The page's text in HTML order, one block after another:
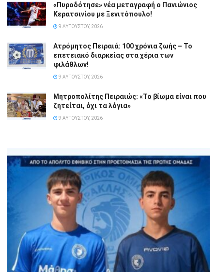
«Πυροδότησε» νέα μεταγραφή ο Πανιώνιος
Κερατσινίου με Ξενιτόπουλο!
9 ΑΥΓΟΎΣΤΟΥ, 2026
Ατρόμητος Πειραιά: 100 χρόνια ζωής – Το
επετειακό διαρκείας στα χέρια των
φιλάθλων!
9 ΑΥΓΟΎΣΤΟΥ, 2026
Μητροπολίτης Πειραιώς: «Το βίωμα είναι που
ζητείται, όχι τα λόγια»
9 ΑΥΓΟΎΣΤΟΥ, 2026